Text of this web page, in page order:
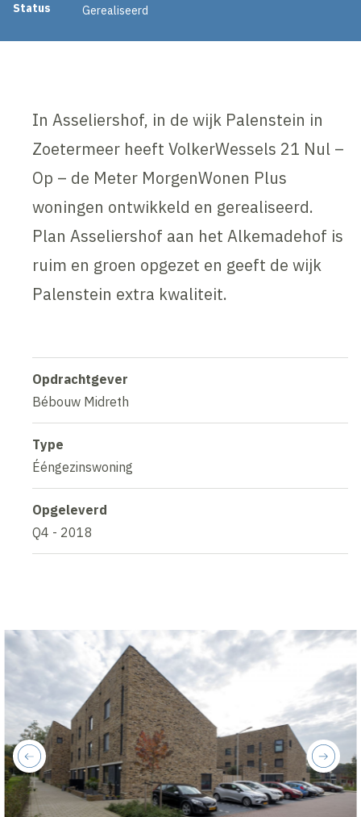
Status
Gerealiseerd
In Asseliershof, in de wijk Palenstein in
Zoetermeer heeft VolkerWessels 21 Nul –
Op – de Meter MorgenWonen Plus
woningen ontwikkeld en gerealiseerd.
Plan Asseliershof aan het Alkemadehof is
ruim en groen opgezet en geeft de wijk
Palenstein extra kwaliteit.
Opdrachtgever
Bébouw Midreth
Type
Ééngezinswoning
Opgeleverd
Q4 - 2018
next
previous